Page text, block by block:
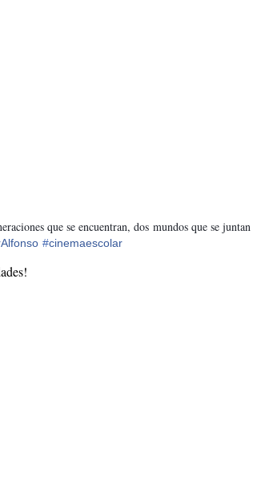
que se encuentran, dos mundos que se juntan
#cinemaescolar